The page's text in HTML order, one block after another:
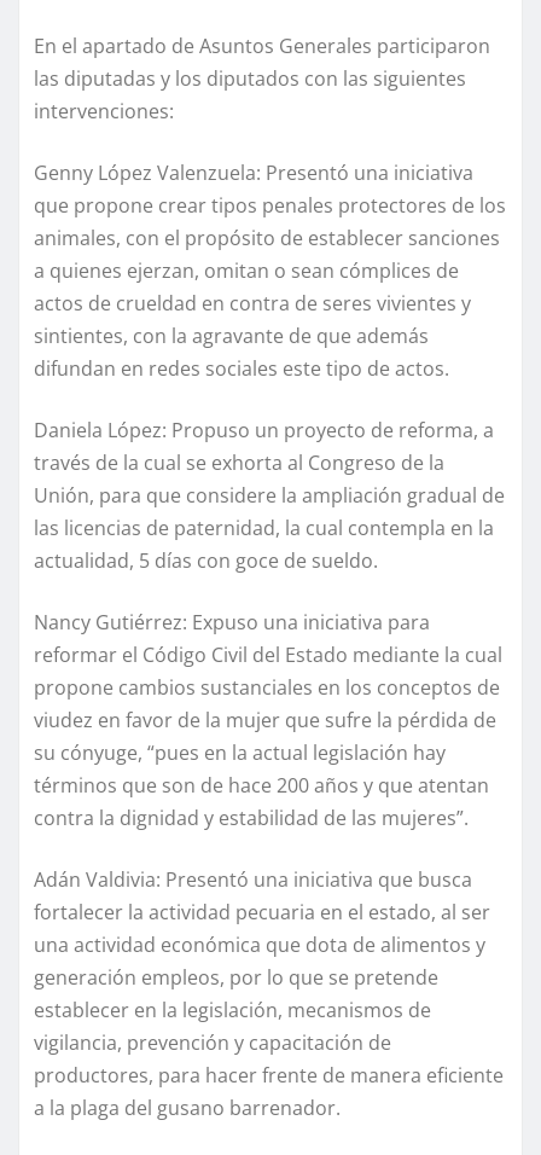
En el apartado de Asuntos Generales participaron
las diputadas y los diputados con las siguientes
intervenciones:
Genny López Valenzuela: Presentó una iniciativa
que propone crear tipos penales protectores de los
animales, con el propósito de establecer sanciones
a quienes ejerzan, omitan o sean cómplices de
actos de crueldad en contra de seres vivientes y
sintientes, con la agravante de que además
difundan en redes sociales este tipo de actos.
Daniela López: Propuso un proyecto de reforma, a
través de la cual se exhorta al Congreso de la
Unión, para que considere la ampliación gradual de
las licencias de paternidad, la cual contempla en la
actualidad, 5 días con goce de sueldo.
Nancy Gutiérrez: Expuso una iniciativa para
reformar el Código Civil del Estado mediante la cual
propone cambios sustanciales en los conceptos de
viudez en favor de la mujer que sufre la pérdida de
su cónyuge, “pues en la actual legislación hay
términos que son de hace 200 años y que atentan
contra la dignidad y estabilidad de las mujeres”.
Adán Valdivia: Presentó una iniciativa que busca
fortalecer la actividad pecuaria en el estado, al ser
una actividad económica que dota de alimentos y
generación empleos, por lo que se pretende
establecer en la legislación, mecanismos de
vigilancia, prevención y capacitación de
productores, para hacer frente de manera eficiente
a la plaga del gusano barrenador.